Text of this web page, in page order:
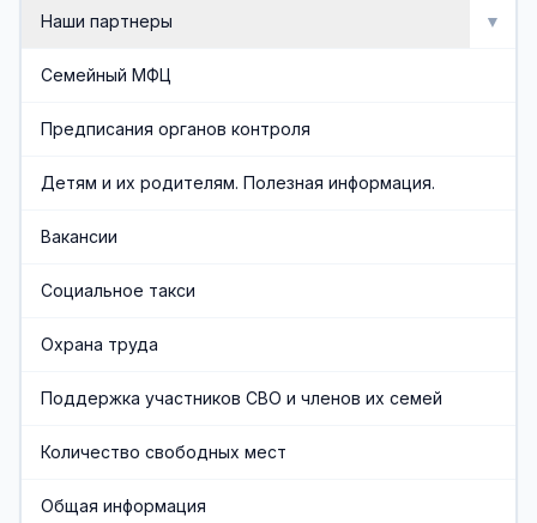
Сведения об организации
Доска почета
Документы
Административная служба
Обеспечивающая служба
Учредители организации
Отделение социальной реабилитации инвалидов
Отделение профилактики безнадзорности и
организационного обеспечения
граждан пожилого возраста и инвалидов
Наши партнеры ▼
Попечительский совет
Общественные организации
Социальные партнеры
Семейный МФЦ
Предписания органов контроля
Детям и их родителям. Полезная информация.
Вакансии
Социальное такси
Охрана труда
Поддержка участников СВО и членов их семей
Количество свободных мест
Общая информация